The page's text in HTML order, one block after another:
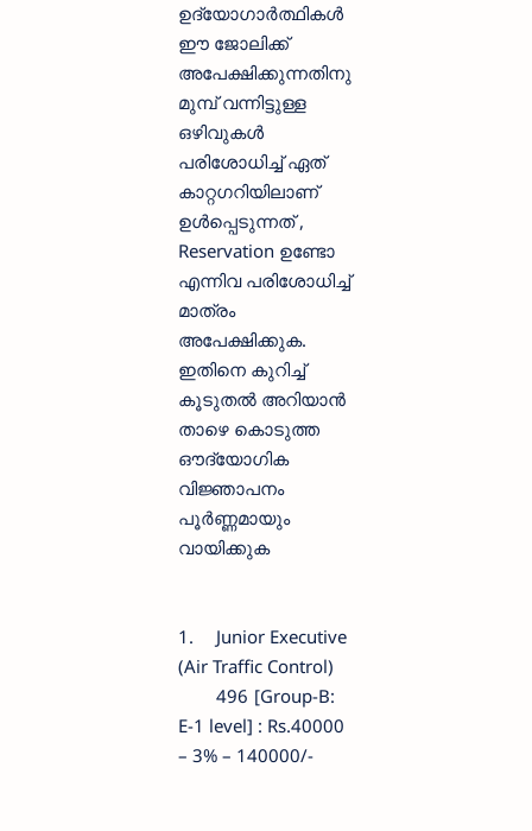
ഉദ്യോഗാര്‍ത്ഥികള്‍
ഈ ജോലിക്ക്
അപേക്ഷിക്കുന്നതിനു
മുമ്പ് വന്നിട്ടുള്ള
ഒഴിവുകള്‍
പരിശോധിച്ച് ഏത്
കാറ്റഗറിയിലാണ്
ഉള്‍പ്പെടുന്നത് ,
Reservation ഉണ്ടോ
എന്നിവ പരിശോധിച്ച്
മാത്രം
അപേക്ഷിക്കുക.
ഇതിനെ കുറിച്ച്
കൂടുതല്‍ അറിയാന്‍
താഴെ കൊടുത്ത
ഔദ്യോഗിക
വിജ്ഞാപനം
പൂര്‍ണ്ണമായും
വായിക്കുക
1.
Junior Executive
(Air Traffic Control)
496 [Group-B:
E-1 level] : Rs.40000
– 3% – 140000/-